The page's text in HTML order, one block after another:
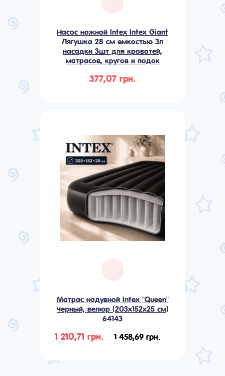
Насос ножной Intex Intex Giant
Лягушка 28 см емкостью 3л
насадки 3шт для кроватей,
матрасов, кругов и лодок
377,07 грн.
Матрас надувной Intex "Queen"
черный, велюр (203х152х25 см)
64143
1 210,71 грн. 1 458,69 грн.